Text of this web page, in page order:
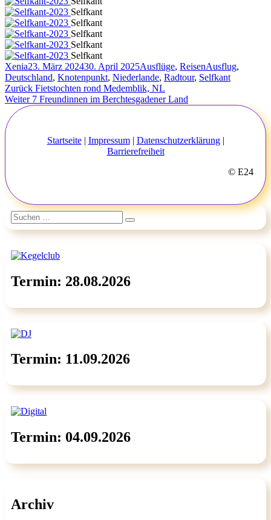
Selfkant
Selfkant
Selfkant
Selfkant
Selfkant
Autor
XeniaVeröffentlicht
am
23. März 202430. April 2025Kategorien
Ausflüge, ReisenSchlagwörter
Ausflug,
Deutschland, Knotenpunkt, Niederlande, Radtour, Selfkant
Beitragsnavigation
Zurück Vorheriger
Beitrag:
Fietstochten rond Medemblik, NL
Weiter Nächster
Beitrag:
7 Freundinnen im Berchtesgadener Land
Startseite| Impressum| Datenschutzerklärung|
Barrierefreiheit
© E24
Suchen
nach:
Suchen
Termin: 28.08.2026
Termin: 11.09.2026
Termin: 04.09.2026
Archiv